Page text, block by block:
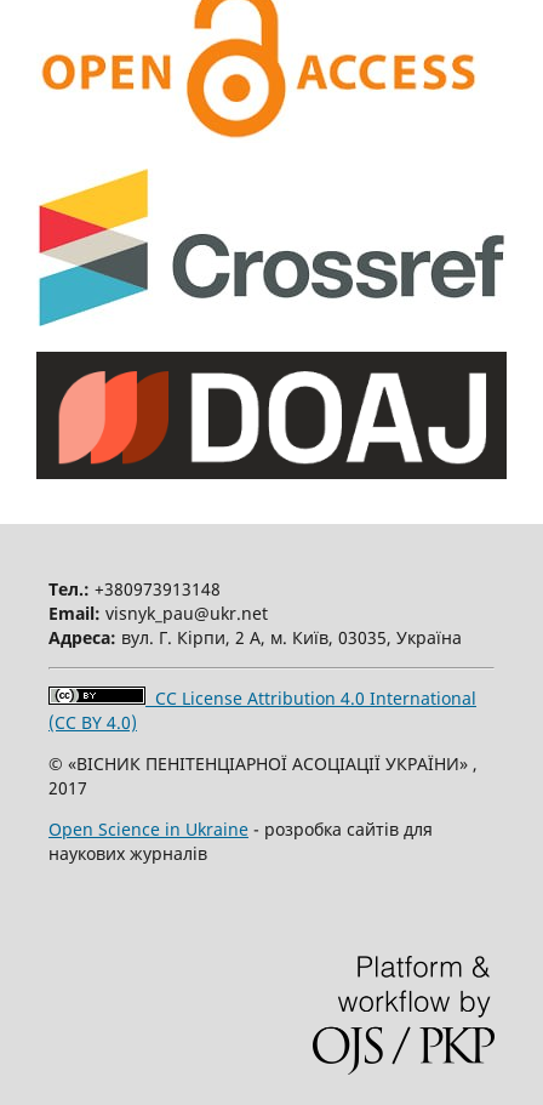
Тел.: +380973913148
Email: visnyk_pau@ukr.net
Адреса: вул. Г. Кірпи, 2 А, м. Київ, 03035, Україна
CC License Attribution 4.0 International
(CC BY 4.0)
© «ВІСНИК ПЕНІТЕНЦІАРНОЇ АСОЦІАЦІЇ УКРАЇНИ» ,
2017
Open Science in Ukraine- розробка сайтів для
наукових журналів